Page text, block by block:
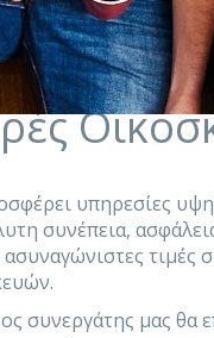
υπηρεσίες
συνέπεια,
τιμές
συνεργάτης μας θα